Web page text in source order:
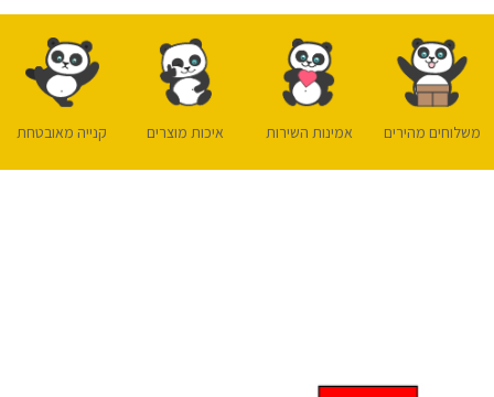
משלוחים מהירים אמינות השירות איכות מוצרים קנייה מאובטחת